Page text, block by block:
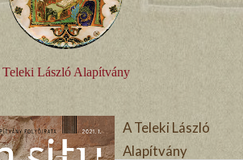
Teleki László Alapítvány
A Teleki László
Alapítvány